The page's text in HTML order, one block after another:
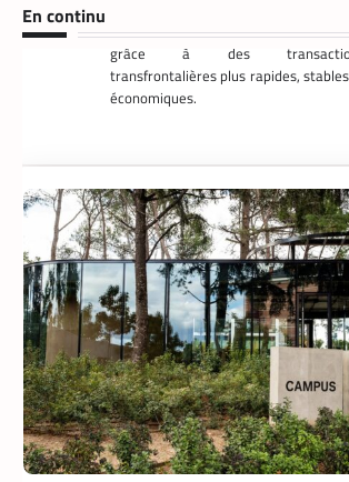
En continu
africain et accélérer l’inclusion
grâce à des
transfrontalières plus rapides,
économiques.